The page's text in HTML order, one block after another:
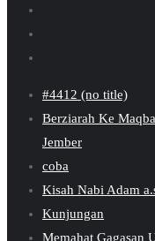
#4412 (no title)
Berziarah Ke
Jember
coba
Kisah Nabi Adam
Kunjungan
Memahat Gagasan